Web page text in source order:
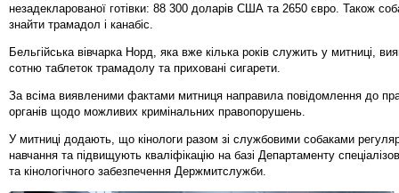
незадекларованої готівки: 88 300 доларів США та 2650 євро. Також
знайти трамадол і канабіс.
Бельгійська вівчарка Норд, яка вже кілька років служить у митниці,
сотню таблеток трамадолу та приховані сигарети.
За всіма виявленими фактами митниця направила повідомлення до
органів щодо можливих кримінальних правопорушень.
У митниці додають, що кінологи разом зі службовими собаками
навчання та підвищують кваліфікацію на базі Департаменту
та кінологічного забезпечення Держмитслужби.